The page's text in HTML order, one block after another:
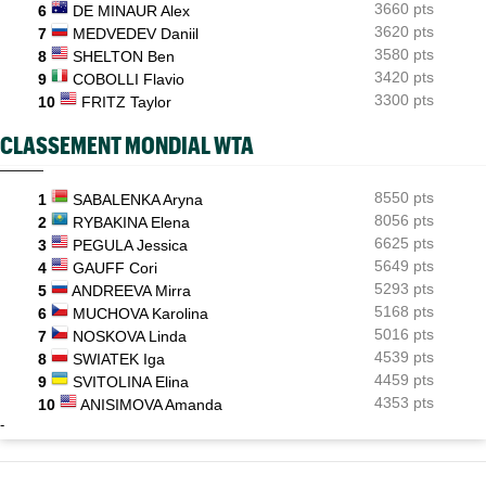
6
DE MINAUR Alex
3660 pts
7
MEDVEDEV Daniil
3620 pts
8
SHELTON Ben
3580 pts
9
COBOLLI Flavio
3420 pts
10
FRITZ Taylor 3300 pts
CLASSEMENT MONDIAL WTA
1 SABALENKA Aryna
8550 pts
2
RYBAKINA Elena
8056 pts
3
PEGULA Jessica
6625 pts
4
GAUFF Cori
5649 pts
5
ANDREEVA Mirra
5293 pts
6
MUCHOVA Karolina
5168 pts
7
NOSKOVA Linda
5016 pts
8
SWIATEK Iga
4539 pts
9
SVITOLINA Elina
4459 pts
10
ANISIMOVA Amanda 4353 pts
-